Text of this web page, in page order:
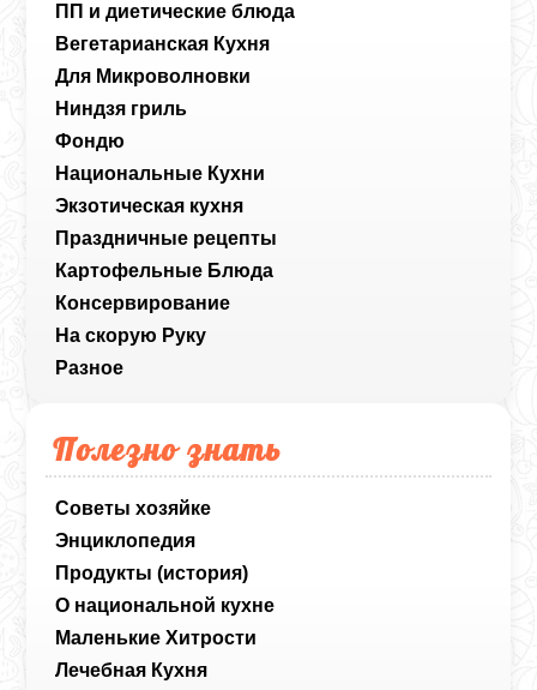
ПП и диетические блюда
Вегетарианская Кухня
Для Микроволновки
Ниндзя гриль
Фондю
Национальные Кухни
Экзотическая кухня
Праздничные рецепты
Картофельные Блюда
Консервирование
На скорую Руку
Разное
Полезно знать
Советы хозяйке
Энциклопедия
Продукты (история)
О национальной кухне
Маленькие Хитрости
Лечебная Кухня